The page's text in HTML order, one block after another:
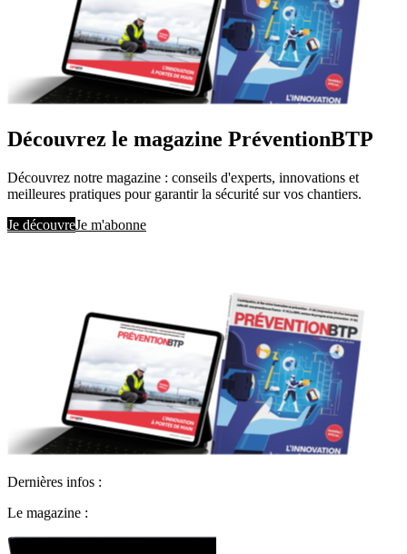
Découvrez le magazine PréventionBTP
Découvrez notre magazine : conseils d'experts, innovations et
meilleures pratiques pour garantir la sécurité sur vos chantiers.
Je découvreJe m'abonne
Dernières infos :
Le magazine :